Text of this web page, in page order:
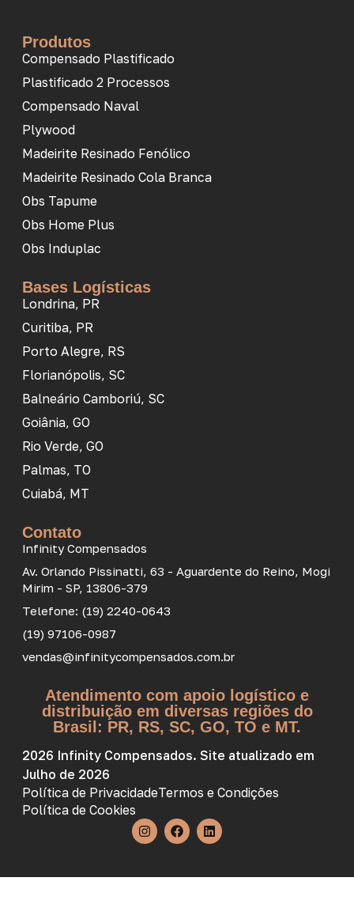
Produtos
Compensado Plastificado
Plastificado 2 Processos
Compensado Naval
Plywood
Madeirite Resinado Fenólico
Madeirite Resinado Cola Branca
Obs Tapume
Obs Home Plus
Obs Induplac
Bases Logísticas
Londrina, PR
Curitiba, PR
Porto Alegre, RS
Florianópolis, SC
Balneário Camboriú, SC
Goiânia, GO
Rio Verde, GO
Palmas, TO
Cuiabá, MT
Contato
Infinity Compensados
Av. Orlando Pissinatti, 63 - Aguardente do Reino, Mogi
Mirim - SP, 13806-379
Telefone: (19) 2240-0643
(19) 97106-0987
vendas@infinitycompensados.com.br
Atendimento com apoio logístico e
distribuição em diversas regiões do
Brasil: PR, RS, SC, GO, TO e MT.
2026 Infinity Compensados. Site atualizado em
Julho de 2026
Política de PrivacidadeTermos e Condições
Política de Cookies